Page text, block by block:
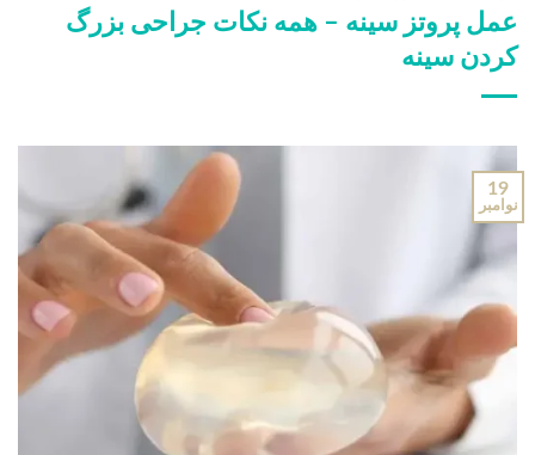
عمل پروتز سینه – همه نکات جراحی بزرگ
کردن سینه
19
نوامبر